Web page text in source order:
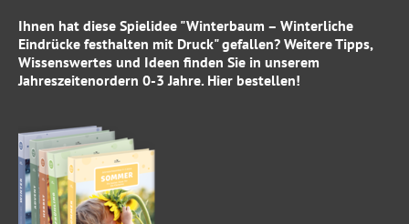
Ihnen hat diese Spielidee "Winterbaum – Winterliche
Eindrücke festhalten mit Druck" gefallen? Weitere Tipps,
Wissenswertes und Ideen finden Sie in unserem
Jahreszeitenordern 0-3 Jahre. Hier bestellen!